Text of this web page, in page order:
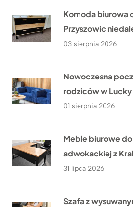
Komoda biurowa
Przyszowic
03 sierpnia 2026
Nowoczesna
rodziców w
01 sierpnia 2026
Meble biurowe
adwokackiej z
31 lipca 2026
Szafa z